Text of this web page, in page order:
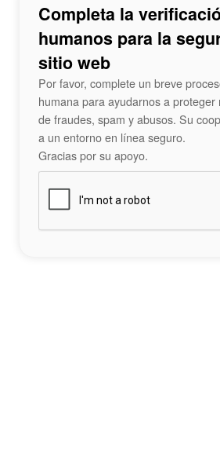
Completa la
humanos para la
sitio web
Por favor, complete un breve
humana para ayudarnos a proteger
de fraudes, spam y abusos. Su
a un entorno en línea seguro.
Gracias por su apoyo.